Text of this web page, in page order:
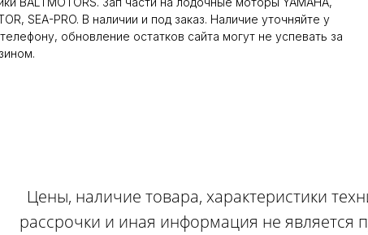
SEA-PRO. В наличии и под заказ. Наличие уточняйте у
обновление остатков сайта могут не успевать за
Цены, наличие товара, характеристики
рассрочки и иная информация не